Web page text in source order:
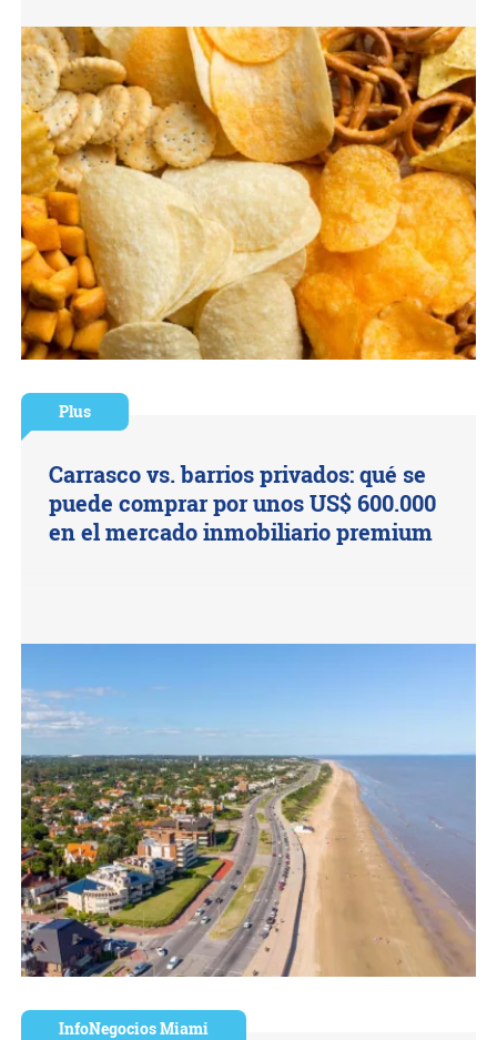
Plus
Carrasco vs. barrios privados: qué se
puede comprar por unos US$ 600.000
en el mercado inmobiliario premium
InfoNegocios Miami